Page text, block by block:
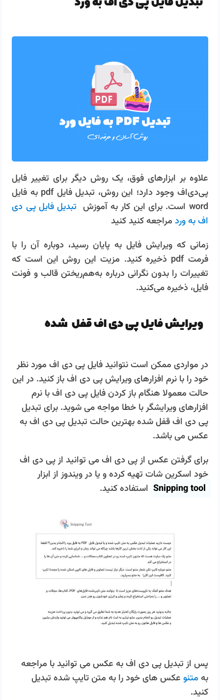
علاوه بر ابزارهای فوق، یک روش دیگر برای تغییر فایل
پی‌دی‌اف وجود دارد؛ این روش، تبدیل فایل pdf به فایل
word است. برای این کار به آموزش
تبدیل فایل پی دی
اف به ورد مراجعه کنید کنید
زمانی که ویرایش فایل به پایان رسید، دوباره آن را با
فرمت pdf ذخیره کنید. مزیت این روش این است که
تغییرات را بدون نگرانی درباره به‌هم‌ریختن قالب و فونت
فایل، ذخیره می‌کنید.
ویرایش فایل پی دی اف قفل شده
در مواردی ممکن است نتوانید فایل پی دی اف مورد نظر
خود را با نرم افزارهای ویرایش پی دی اف باز کنید. در این
حالت معمولا هنگام باز کردن فایل پی دی اف با نرم
افزارهای ویرایشگر با خطا مواجه می شوید. برای تبدیل
پی دی اف قفل شده بهترین حالت تبدیل پی دی اف به
عکس می باشد.
برای گرفتن عکس از پی دی اف می توانید از پی دی اف
خود اسکرین شات تهیه کرده و یا در ویندوز از ابزار
Snipping tool استفاده کنید.
پس از تبدیل پی دی اف به عکس می توانید با مراجعه
به متنو عکس های خود را به متن تایپ شده تبدیل
کنید.